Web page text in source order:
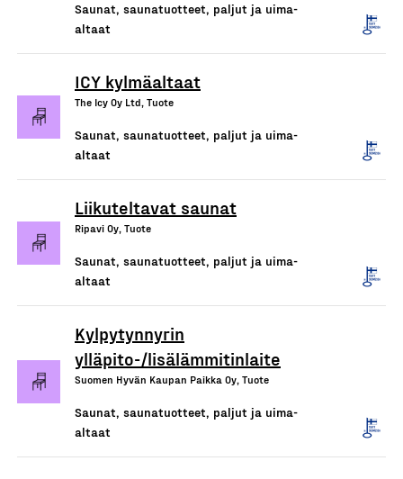
Saunat, saunatuotteet, paljut ja uima-
altaat
ICY kylmäaltaat
The Icy Oy Ltd, Tuote
Saunat, saunatuotteet, paljut ja uima-
altaat
Liikuteltavat saunat
Ripavi Oy, Tuote
Saunat, saunatuotteet, paljut ja uima-
altaat
Kylpytynnyrin
ylläpito-/lisälämmitinlaite
Suomen Hyvän Kaupan Paikka Oy, Tuote
Saunat, saunatuotteet, paljut ja uima-
altaat